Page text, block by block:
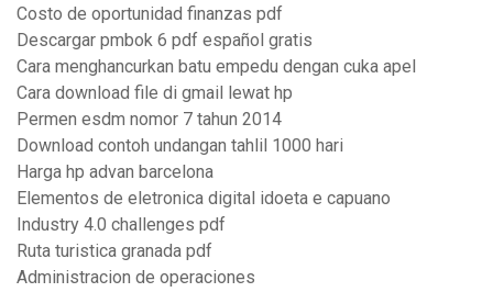
Costo de oportunidad finanzas pdf
Descargar pmbok 6 pdf español gratis
Cara menghancurkan batu empedu dengan cuka apel
Cara download file di gmail lewat hp
Permen esdm nomor 7 tahun 2014
Download contoh undangan tahlil 1000 hari
Harga hp advan barcelona
Elementos de eletronica digital idoeta e capuano
Industry 4.0 challenges pdf
Ruta turistica granada pdf
Administracion de operaciones